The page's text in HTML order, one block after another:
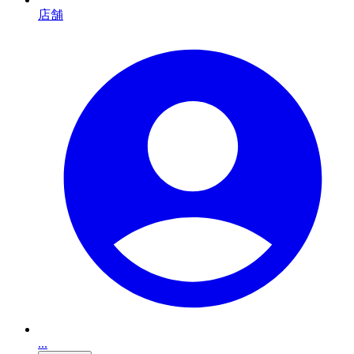
店舗
...